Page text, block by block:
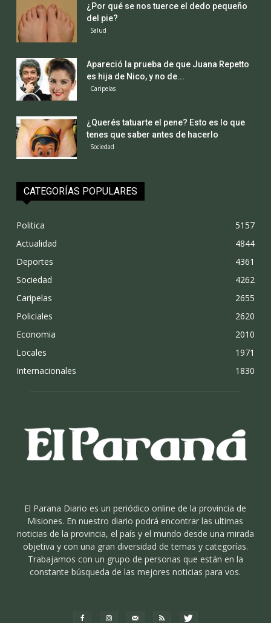
¿Por qué se nos tuerce el dedo pequeño
del pie?
Salud
Apareció la prueba de que Juana Repetto
es hija de Nico, y no de...
Caripelas
¿Querés tatuarte el pene? Esto es lo que
tenes que saber antes de hacerlo
Sociedad
CATEGORÍAS POPULARES
Politica
5157
Actualidad
4844
Deportes
4361
Sociedad
4262
Caripelas
2655
Policiales
2620
Economia
2010
Locales
1971
Internacionales
1830
El Parana Diario es un periódico online de la provincia de
Misiones. En nuestro diario podrá encontrar las ultimas
noticias de la provincia, el país y el mundo desde una mirada
objetiva y con una gran diversidad de temas y categorías.
Trabajamos con un grupo de personas que están en la
constante búsqueda de las mejores noticias para vos.